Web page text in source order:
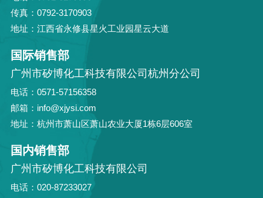
传真：0792-3170903
地址：江西省永修县星火工业园星云大道
国际销售部
广州市矽博化工科技有限公司杭州分公司
电话：0571-57156358
邮箱：info@xjysi.com
地址：杭州市萧山区萧山农业大厦1栋6层606室
国内销售部
广州市矽博化工科技有限公司
电话：020-87233027